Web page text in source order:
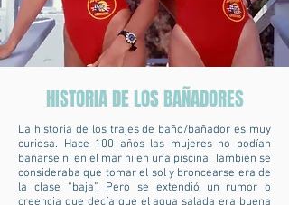
HISTORIA DE LOS BAÑADORES
La historia de los trajes de baño/bañador es muy
curiosa. Hace 100 años las mujeres no podían
bañarse ni en el mar ni en una piscina. También se
consideraba que tomar el sol y broncearse era de
la clase “baja”. Pero se extendió un rumor o